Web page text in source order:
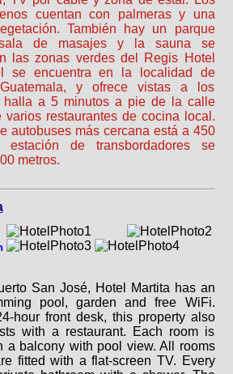
cuentan con palmeras y una
También hay un parque
de masajes y la sauna se
las zonas verdes del Regis Hotel
se encuentra en la localidad de
Guatemala, y ofrece vistas a los
halla a 5 minutos a pie de la calle
varios restaurantes de cocina local.
autobuses más cercana está a 450
de transbordadores se
metros.
San José, Hotel Martita has an
pool, garden and free WiFi.
hour front desk, this property also
with a restaurant. Each room is
a balcony with pool view. All rooms
fitted with a flat-screen TV. Every